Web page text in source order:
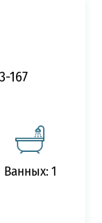
167
Ванных: 1